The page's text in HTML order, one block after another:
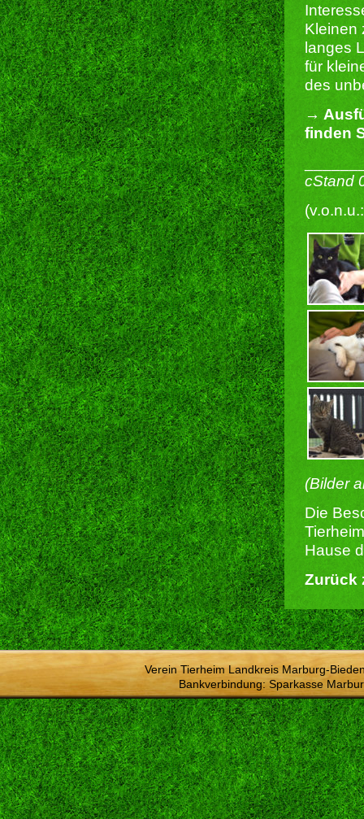
Kleinen
langes
für
des
→
finden
cStand
(Bilder
Die
Hause
Zurück
Verein Tierheim Landkreis Marburg-
Bankverbindung: Sparkasse